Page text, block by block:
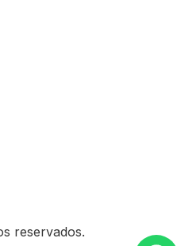
reservados.